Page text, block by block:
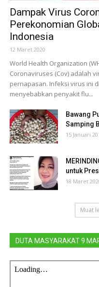
Dampak Virus
Perekonomian
Indonesia
12 Maret 2020
World Health Organization
Coronaviruses (Cov) adalah
pernapasan. Infeksi virus ini
menyebabkan penyakit flu...
Bawang
Samping
15 Januari
untuk
18 Maret
Muat
DUTA MASYARAKAT 9